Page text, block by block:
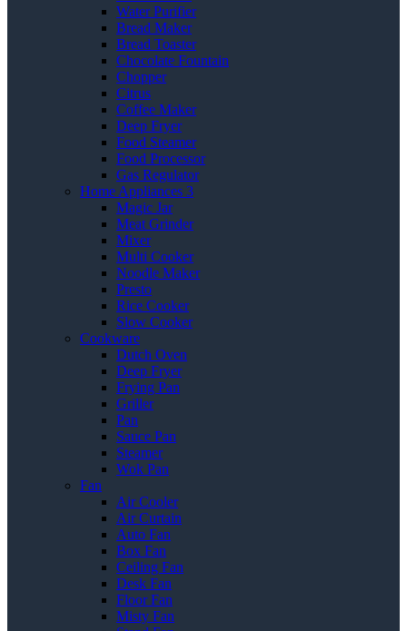
Water Purifier
Bread Maker
Bread Toaster
Chocolate Fountain
Chopper
Citrus
Coffee Maker
Deep Fryer
Food Steamer
Food Processor
Gas Regulator
Home Appliances 3
Magic Jar
Meat Grinder
Mixer
Multi Cooker
Noodle Maker
Presto
Rice Cooker
Slow Cooker
Cookware
Dutch Oven
Deep Fryer
Frying Pan
Griller
Pan
Sauce Pan
Steamer
Wok Pan
Fan
Air Cooler
Air Curtain
Auto Fan
Box Fan
Ceiling Fan
Desk Fan
Floor Fan
Misty Fan